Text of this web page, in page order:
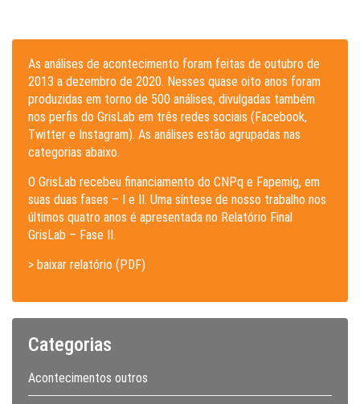
As análises de acontecimento foram feitas de outubro de
2013 a dezembro de 2020. Nesses quase oito anos foram
produzidas em torno de 500 análises, divulgadas também
nos perfis do GrisLab em três redes sociais (Facebook,
Twitter e Instagram). As análises estão agrupadas nas
categorias abaixo.
O GrisLab recebeu financiamento do CNPq e Fapemig, em
suas duas fases – I e II. Uma síntese de nosso trabalho nos
últimos quatro anos é apresentada no Relatório Final
GrisLab – Fase II.
> baixar relatório (PDF)
Categorias
Acontecimentos outros